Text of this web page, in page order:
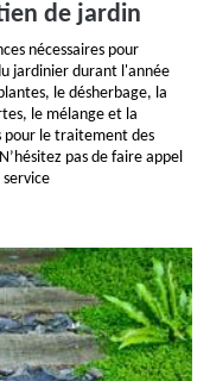
de jardin
nécessaires pour
jardinier durant l'année
le désherbage, la
le mélange et la
pour le traitement des
pas de faire appel
service